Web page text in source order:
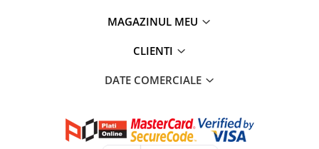
MAGAZINUL MEU
CLIENTI
DATE COMERCIALE